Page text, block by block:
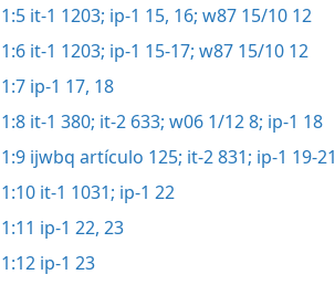
1:5 it-1 1203; ip-1 15, 16; w87 15/10 12
1:6 it-1 1203; ip-1 15-17; w87 15/10 12
1:7 ip-1 17, 18
1:8 it-1 380; it-2 633; w06 1/12 8; ip-1 18
1:9 ijwbq artículo 125; it-2 831; ip-1 19-21
1:10 it-1 1031; ip-1 22
1:11 ip-1 22, 23
1:12 ip-1 23